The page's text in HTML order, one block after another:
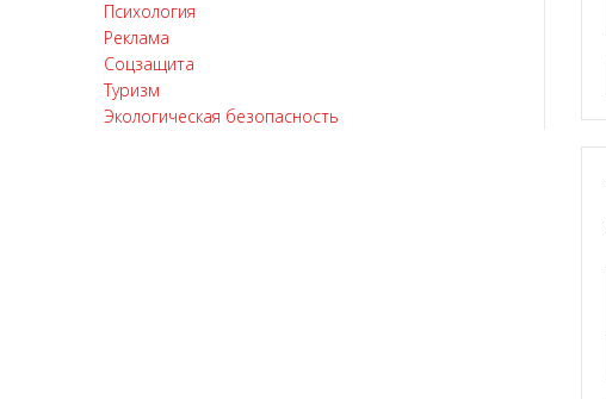
Психология
Реклама
Соцзащита
Туризм
Экологическая безопасность